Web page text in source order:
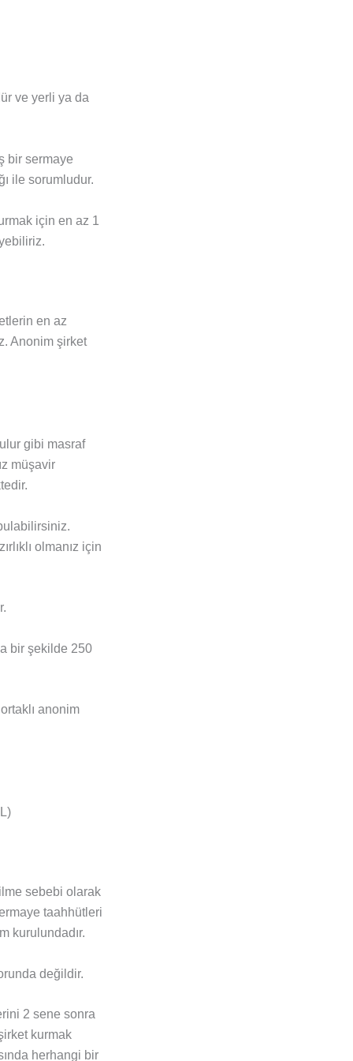
ve yerli ya da
bir sermaye
ile sorumludur.
için en az 1
en az
Anonim şirket
gibi masraf
müşavir
olmanız için
bir şekilde 250
anonim
sebebi olarak
taahhütleri
kurulundadır.
değildir.
2 sene sonra
kurmak
herhangi bir